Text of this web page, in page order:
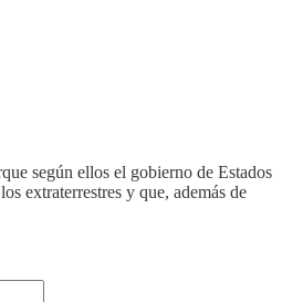
según ellos el gobierno de Estados
extraterrestres y que, además de